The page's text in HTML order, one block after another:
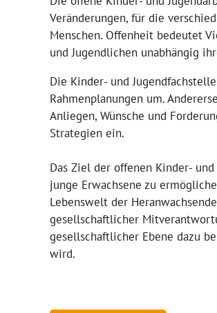
Veränderungen, für die
Menschen. Offenheit bedeutet
und Jugendlichen unabhängig
Die Kinder- und
Rahmenplanungen um.
Anliegen, Wünsche und
Strategien ein.
Das Ziel der offenen Kinder-
junge Erwachsene zu
Lebenswelt der
gesellschaftlicher
gesellschaftlicher Ebene dazu
wird.